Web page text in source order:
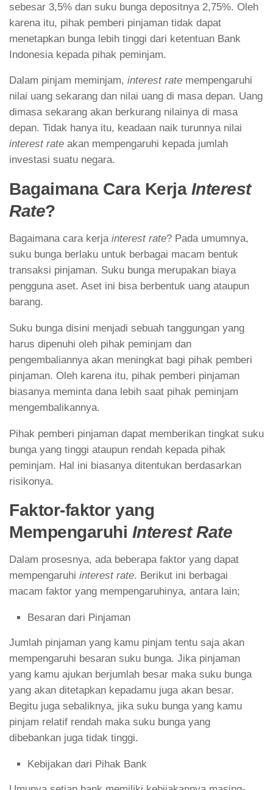
sebesar 3,5% dan suku bunga depositnya 2,75%. Oleh
karena itu, pihak pemberi pinjaman tidak dapat
menetapkan bunga lebih tinggi dari ketentuan Bank
Indonesia kepada pihak peminjam.
Dalam pinjam meminjam, interest rate mempengaruhi
nilai uang sekarang dan nilai uang di masa depan. Uang
dimasa sekarang akan berkurang nilainya di masa
depan. Tidak hanya itu, keadaan naik turunnya nilai
interest rate akan mempengaruhi kepada jumlah
investasi suatu negara.
Bagaimana Cara Kerja Interest
Rate?
Bagaimana cara kerja interest rate? Pada umumnya,
suku bunga berlaku untuk berbagai macam bentuk
transaksi pinjaman. Suku bunga merupakan biaya
pengguna aset. Aset ini bisa berbentuk uang ataupun
barang.
Suku bunga disini menjadi sebuah tanggungan yang
harus dipenuhi oleh pihak peminjam dan
pengembaliannya akan meningkat bagi pihak pemberi
pinjaman. Oleh karena itu, pihak pemberi pinjaman
biasanya meminta dana lebih saat pihak peminjam
mengembalikannya.
Pihak pemberi pinjaman dapat memberikan tingkat suku
bunga yang tinggi ataupun rendah kepada pihak
peminjam. Hal ini biasanya ditentukan berdasarkan
risikonya.
Faktor-faktor yang
Mempengaruhi Interest Rate
Dalam prosesnya, ada beberapa faktor yang dapat
mempengaruhi interest rate. Berikut ini berbagai
macam faktor yang mempengaruhinya, antara lain;
Besaran dari Pinjaman
Jumlah pinjaman yang kamu pinjam tentu saja akan
mempengaruhi besaran suku bunga. Jika pinjaman
yang kamu ajukan berjumlah besar maka suku bunga
yang akan ditetapkan kepadamu juga akan besar.
Begitu juga sebaliknya, jika suku bunga yang kamu
pinjam relatif rendah maka suku bunga yang
dibebankan juga tidak tinggi.
Kebijakan dari Pihak Bank